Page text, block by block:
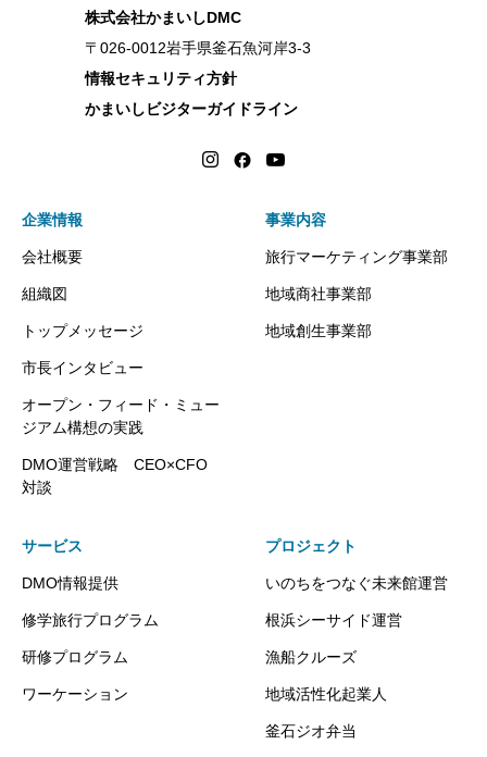
株式会社かまいしDMC
〒026-0012岩手県釜石魚河岸3-3
情報セキュリティ方針
かまいしビジターガイドライン
企業情報
会社概要
組織図
トップメッセージ
市長インタビュー
オープン・フィード・ミュー
ジアム構想の実践
DMO運営戦略 CEO×CFO
対談
事業内容
旅行マーケティング事業部
地域商社事業部
地域創生事業部
サービス
DMO情報提供
修学旅行プログラム
研修プログラム
ワーケーション
プロジェクト
いのちをつなぐ未来館運営
根浜シーサイド運営
漁船クルーズ
地域活性化起業人
釜石ジオ弁当